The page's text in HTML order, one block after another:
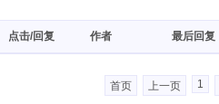
最后回复
作者
点击/回复
首页 上一页 1